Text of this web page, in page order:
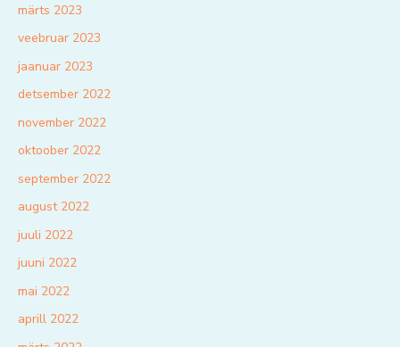
märts 2023
veebruar 2023
jaanuar 2023
detsember 2022
november 2022
oktoober 2022
september 2022
august 2022
juuli 2022
juuni 2022
mai 2022
aprill 2022